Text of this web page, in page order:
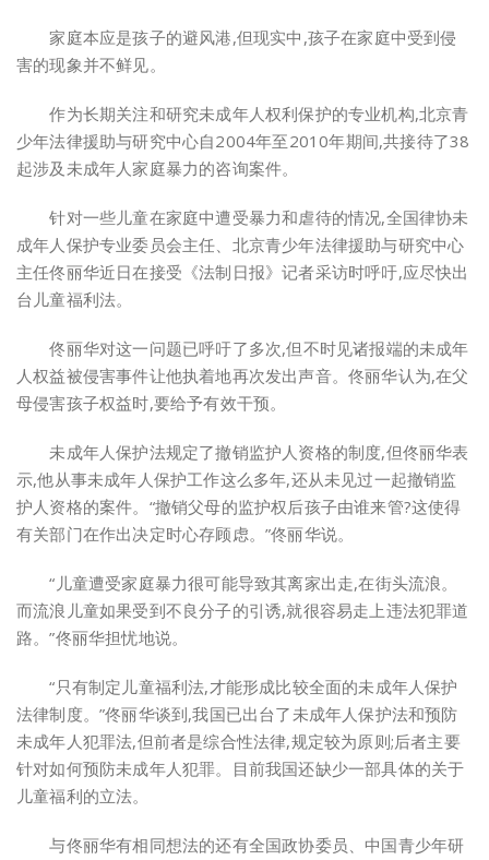
家庭本应是孩子的避风港,但现实中,孩子在家庭中受到侵
害的现象并不鲜见。
作为长期关注和研究未成年人权利保护的专业机构,北京青
少年法律援助与研究中心自2004年至2010年期间,共接待了38
起涉及未成年人家庭暴力的咨询案件。
针对一些儿童在家庭中遭受暴力和虐待的情况,全国律协未
成年人保护专业委员会主任、北京青少年法律援助与研究中心
主任佟丽华近日在接受《法制日报》记者采访时呼吁,应尽快出
台儿童福利法。
佟丽华对这一问题已呼吁了多次,但不时见诸报端的未成年
人权益被侵害事件让他执着地再次发出声音。佟丽华认为,在父
母侵害孩子权益时,要给予有效干预。
未成年人保护法规定了撤销监护人资格的制度,但佟丽华表
示,他从事未成年人保护工作这么多年,还从未见过一起撤销监
护人资格的案件。“撤销父母的监护权后孩子由谁来管?这使得
有关部门在作出决定时心存顾虑。”佟丽华说。
“儿童遭受家庭暴力很可能导致其离家出走,在街头流浪。
而流浪儿童如果受到不良分子的引诱,就很容易走上违法犯罪道
路。”佟丽华担忧地说。
“只有制定儿童福利法,才能形成比较全面的未成年人保护
法律制度。”佟丽华谈到,我国已出台了未成年人保护法和预防
未成年人犯罪法,但前者是综合性法律,规定较为原则;后者主要
针对如何预防未成年人犯罪。目前我国还缺少一部具体的关于
儿童福利的立法。
与佟丽华有相同想法的还有全国政协委员、中国青少年研